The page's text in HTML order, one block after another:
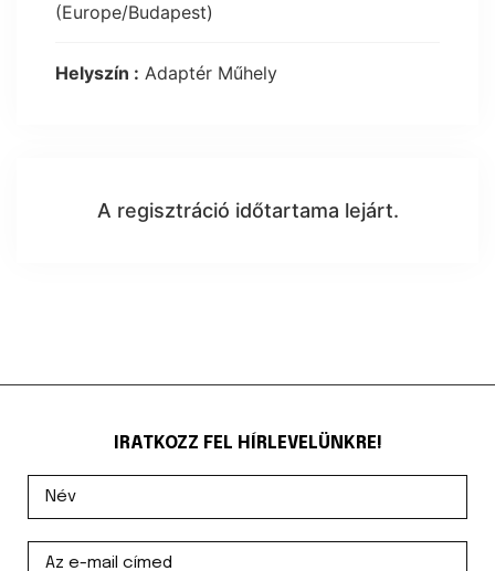
(Europe/Budapest)
Helyszín : Adaptér Műhely
A regisztráció időtartama lejárt.
IRATKOZZ FEL HÍRLEVELÜNKRE!